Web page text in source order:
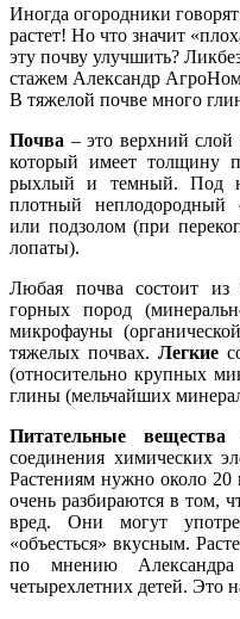
Иногда огородники
растет! Но что значит
эту почву улучшить?
стажем Александр
В тяжелой почве много
Почва – это верхний
который имеет толщину
рыхлый и темный. Под
плотный неплодородный
или подзолом (при
лопаты).
Любая почва состоит
горных пород
микрофауны
тяжелых почвах. Легкие
(относительно крупных
глины (мельчайших
Питательные вещества
соединения химических
Растениям нужно около
очень разбираются в том,
вред. Они могут
«объесться» вкусным.
по мнению
четырехлетних детей. Это